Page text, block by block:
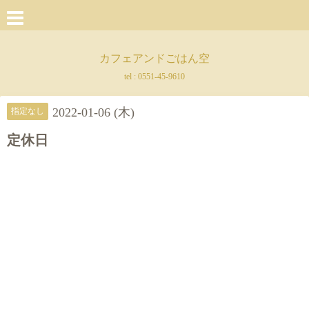
カフェアンドごはん空
tel : 0551-45-9610
指定なし 2022-01-06 (木)
定休日